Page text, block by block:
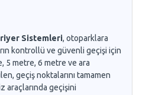
Sistemleri, otoparklara
kontrollü ve güvenli geçişi için
5 metre, 6 metre ve ara
geçiş noktalarını tamamen
araçlarında geçişini